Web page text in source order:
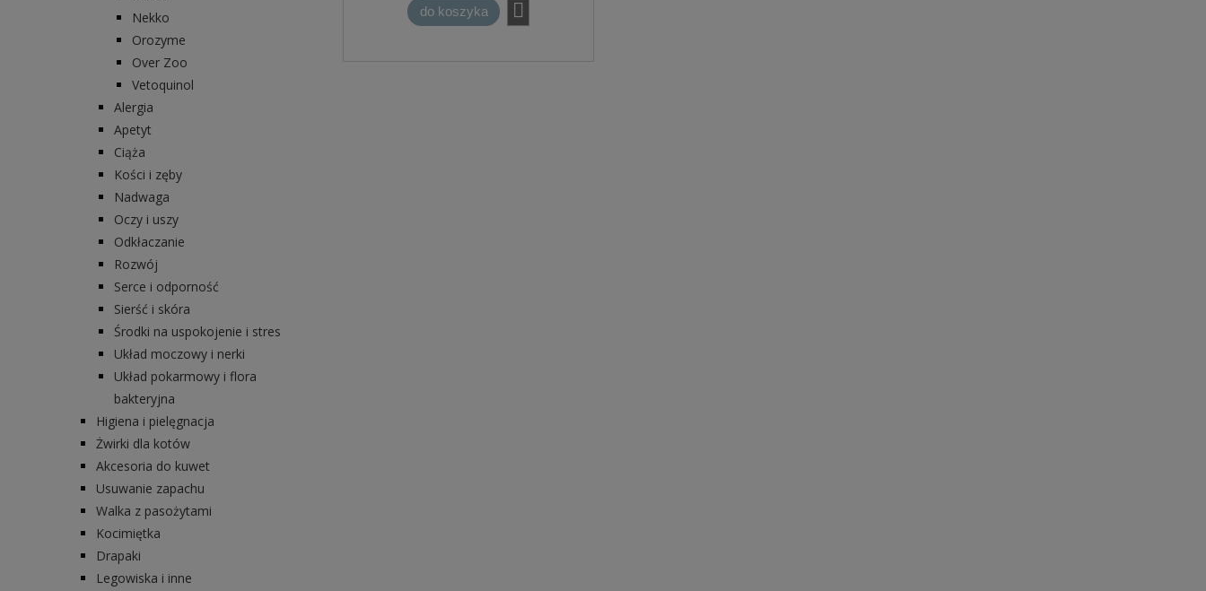
Nekko
Orozyme
Over Zoo
Vetoquinol
Alergia
Apetyt
Ciąża
Kości i zęby
Nadwaga
Oczy i uszy
Odkłaczanie
Rozwój
Serce i odporność
Sierść i skóra
Środki na uspokojenie i stres
Układ moczowy i nerki
Układ pokarmowy i flora
bakteryjna
Higiena i pielęgnacja
Żwirki dla kotów
Akcesoria do kuwet
Usuwanie zapachu
Walka z pasożytami
Kocimiętka
Drapaki
Legowiska i inne
do koszyka